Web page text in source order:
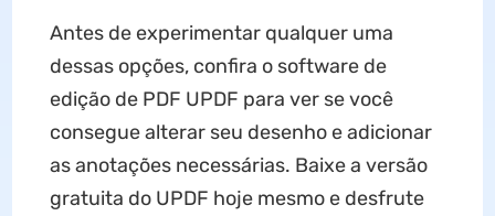
Antes de experimentar qualquer uma
dessas opções, confira o software de
edição de PDF UPDF para ver se você
consegue alterar seu desenho e adicionar
as anotações necessárias. Baixe a versão
gratuita do UPDF hoje mesmo e desfrute